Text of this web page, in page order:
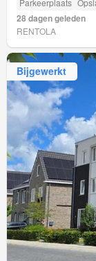
28 dagen geleden
RENTOLA
Bijgewerkt